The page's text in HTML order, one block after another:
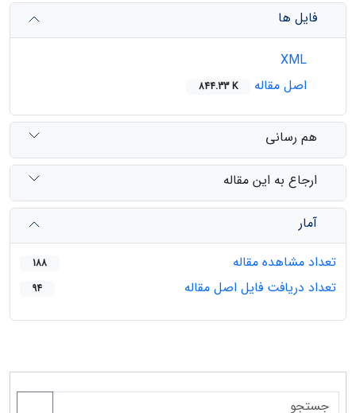
فایل ها
اصل مقاله
844.33 K
هم رسانی
ارجاع به این مقاله
آمار
تعداد مشاهده مقاله
188
تعداد دریافت فایل اصل مقاله 94